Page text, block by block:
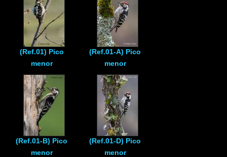
(Ref.01) Pico
menor
(Ref.01-A) Pico
menor
(Ref.01-B) Pico
menor
(Ref.01-D) Pico
menor